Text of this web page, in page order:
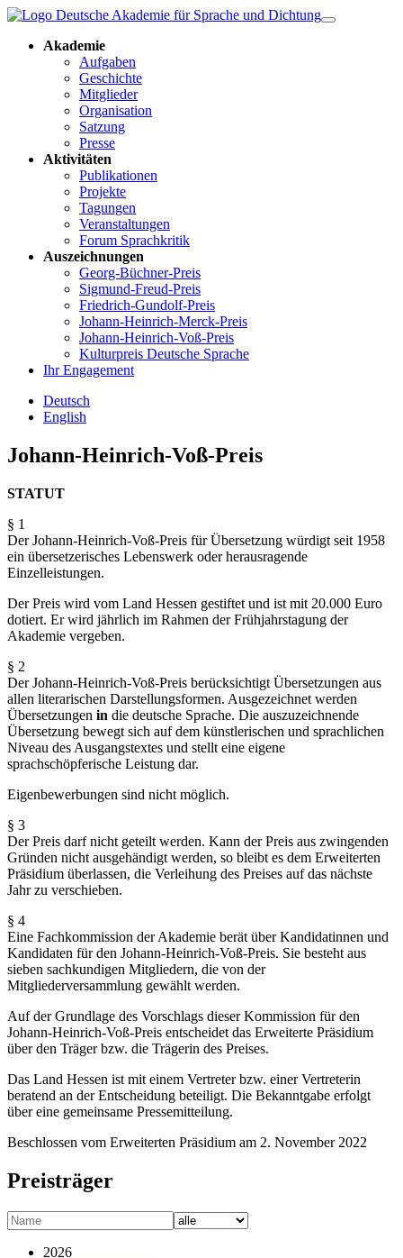
Akademie
Aufgaben
Geschichte
Mitglieder
Organisation
Satzung
Presse
Aktivitäten
Publikationen
Projekte
Tagungen
Veranstaltungen
Forum Sprachkritik
Auszeichnungen
Georg-Büchner-Preis
Sigmund-Freud-Preis
Friedrich-Gundolf-Preis
Johann-Heinrich-Merck-Preis
Johann-Heinrich-Voß-Preis
Kulturpreis Deutsche Sprache
Ihr Engagement
Deutsch
English
Johann-Heinrich-Voß-Preis
STATUT
§ 1
Der Johann-Heinrich-Voß-Preis für Übersetzung würdigt seit 1958
ein übersetzerisches Lebenswerk oder herausragende
Einzelleistungen.
Der Preis wird vom Land Hessen gestiftet und ist mit 20.000 Euro
dotiert. Er wird jährlich im Rahmen der Frühjahrstagung der
Akademie vergeben.
§ 2
Der Johann-Heinrich-Voß-Preis berücksichtigt Übersetzungen aus
allen literarischen Darstellungs­formen. Ausgezeichnet werden
Übersetzungen in die deutsche Sprache. Die auszuzeichnende
Übersetzung bewegt sich auf dem künstlerischen und sprachlichen
Niveau des Ausgangstextes und stellt eine eigene
sprachschöpferische Leistung dar.
Eigenbewerbungen sind nicht möglich.
§ 3
Der Preis darf nicht geteilt werden. Kann der Preis aus zwingenden
Gründen nicht ausgehändigt werden, so bleibt es dem Erweiterten
Präsidium überlassen, die Verleihung des Preises auf das nächste
Jahr zu verschieben.
§ 4
Eine Fachkommission der Akademie berät über Kandidatinnen und
Kandidaten für den Johann-Heinrich-Voß-Preis. Sie besteht aus
sieben sachkundigen Mitgliedern, die von der
Mitgliederversammlung gewählt werden.
Auf der Grundlage des Vorschlags dieser Kommission für den
Johann-Heinrich-Voß-Preis entscheidet das Erweiterte Präsidium
über den Träger bzw. die Trägerin des Preises.
Das Land Hessen ist mit einem Vertreter bzw. einer Vertreterin
beratend an der Entscheidung beteiligt. Die Bekanntgabe erfolgt
über eine gemeinsame Pressemitteilung.
Beschlossen vom Erweiterten Präsidium am 2. November 2022
Preisträger
2026